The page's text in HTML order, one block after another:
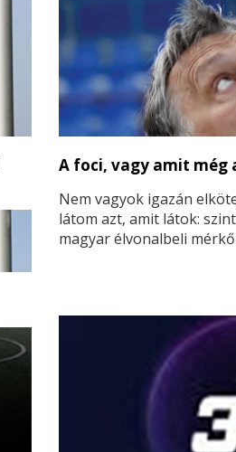
A foci, vagy amit még
Nem vagyok igazán
látom azt, amit látok:
magyar élvonalbeli
„teljesítményért” már